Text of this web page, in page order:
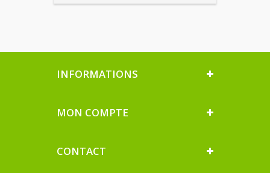
INFORMATIONS
MON COMPTE
CONTACT